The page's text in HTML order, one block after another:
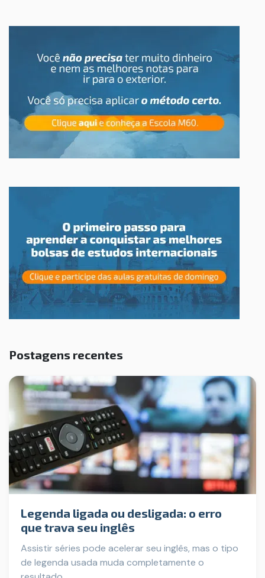
Postagens recentes
Legenda ligada ou desligada: o erro
que trava seu inglês
Assistir séries pode acelerar seu inglês, mas o tipo
de legenda usada muda completamente o